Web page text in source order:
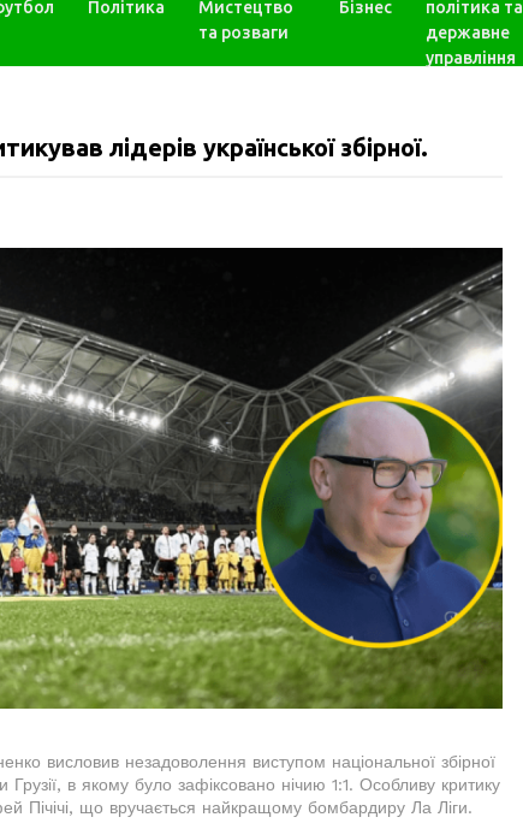
Політика
Мистецтво
та розваги
Бізнес
політика та
державне
управління
лідерів української збірної.
висловив незадоволення виступом національної збірної
в якому було зафіксовано нічию 1:1. Особливу критику
Пічічі, що вручається найкращому бомбардиру Ла Ліги.